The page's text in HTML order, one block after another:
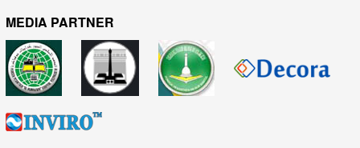
MEDIA PARTNER